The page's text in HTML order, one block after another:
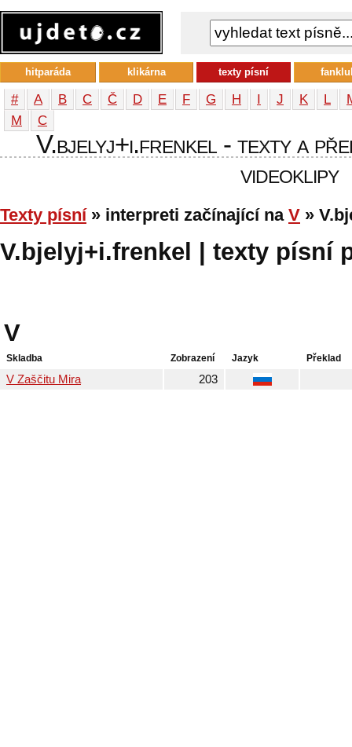
# A B C Č D E F G H I J K L
М
С
V.bjelyj+i.frenkel - texty a
videoklipy
Texty písní» interpreti začínající na V »
V.bjelyj+i.frenkel | texty písní
V
Skladba Zobrazení Jazyk Překlad
V Zaščitu Mira 203
hitparáda klikárna texty písní